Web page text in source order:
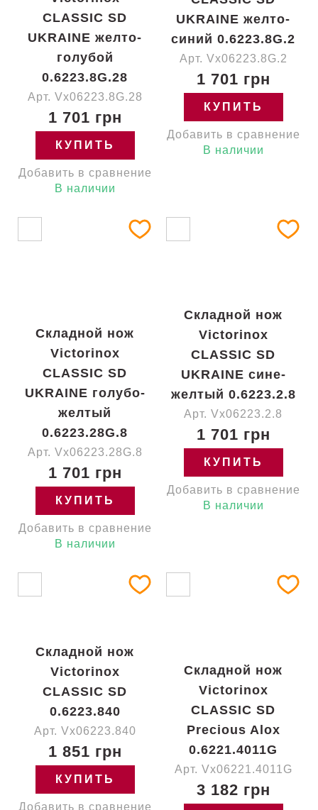
CLASSIC SD
UKRAINE желто-
голубой
0.6223.8G.28
Арт. Vx06223.8G.28
1 701 грн
КУПИТЬ
Добавить в сравнение
В наличии
UKRAINE желто-
синий 0.6223.8G.2
Арт. Vx06223.8G.2
1 701 грн
КУПИТЬ
Добавить в сравнение
В наличии
Складной нож
Victorinox
CLASSIC SD
UKRAINE голубо-
желтый
0.6223.28G.8
Арт. Vx06223.28G.8
1 701 грн
КУПИТЬ
Добавить в сравнение
В наличии
Складной нож
Victorinox
CLASSIC SD
UKRAINE сине-
желтый 0.6223.2.8
Арт. Vx06223.2.8
1 701 грн
КУПИТЬ
Добавить в сравнение
В наличии
Складной нож
Victorinox
CLASSIC SD
0.6223.840
Арт. Vx06223.840
1 851 грн
КУПИТЬ
Добавить в сравнение
Складной нож
Victorinox
CLASSIC SD
Precious Alox
0.6221.4011G
Арт. Vx06221.4011G
3 182 грн